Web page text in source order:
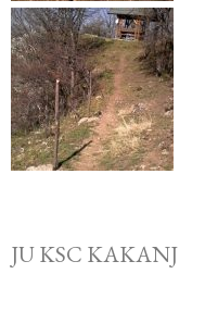
JU KSC KAKANJ